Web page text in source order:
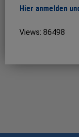
Hier anmelden
Views: 86498